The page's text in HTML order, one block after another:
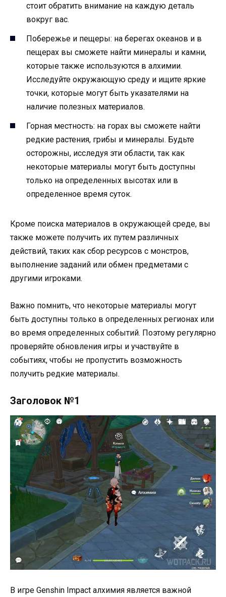
стоит обратить внимание на каждую деталь
вокруг вас.
Побережье и пещеры: на берегах океанов и в
пещерах вы сможете найти минералы и камни,
которые также используются в алхимии.
Исследуйте окружающую среду и ищите яркие
точки, которые могут быть указателями на
наличие полезных материалов.
Горная местность: на горах вы сможете найти
редкие растения, грибы и минералы. Будьте
осторожны, исследуя эти области, так как
некоторые материалы могут быть доступны
только на определенных высотах или в
определенное время суток.
Кроме поиска материалов в окружающей среде, вы
также можете получить их путем различных
действий, таких как сбор ресурсов с монстров,
выполнение заданий или обмен предметами с
другими игроками.
Важно помнить, что некоторые материалы могут
быть доступны только в определенных регионах или
во время определенных событий. Поэтому регулярно
проверяйте обновления игры и участвуйте в
событиях, чтобы не пропустить возможность
получить редкие материалы.
Заголовок №1
В игре Genshin Impact алхимия является важной